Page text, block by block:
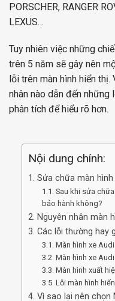
PORSCHER, RANGER
LEXUS…
Tuy nhiên việc những
trên 5 năm sẽ gây nên
lỗi trên màn hình hiển
nhân nào dẫn đến những
phân tích để hiểu rõ hơn.
Nội dung chính:
1. Sửa chữa màn
1.1. Sau khi sửa
bảo hành không?
2. Nguyên nhân màn
3. Các lỗi thường hay
3.1. Màn hình xe
3.2. Màn hình xe
3.3. Màn hình xuất
3.5. Lỗi màn hình
4. Vì sao lại nên